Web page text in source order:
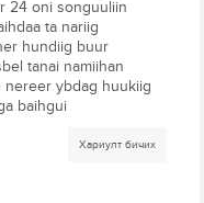
24 oni songuuliin
ta nariig
hundiig buur
tanai namiihan
nereer ybdag huukiig
baihgui
Хариулт бичих